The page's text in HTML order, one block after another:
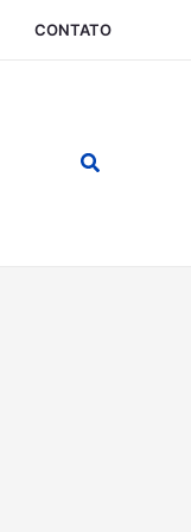
CONTATO
Pesquisar